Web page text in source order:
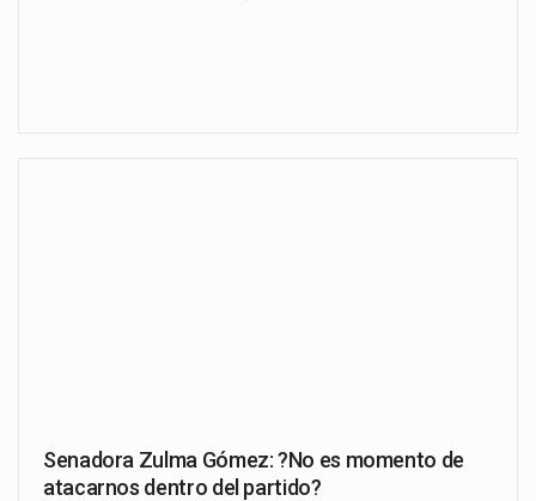
Senadora Zulma Gómez: ?No es momento de
atacarnos dentro del partido?